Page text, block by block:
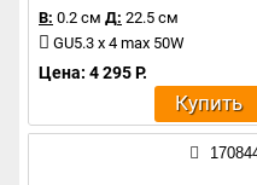
В: 0.2 см Д: 22.5 см
GU5.3 x 4 max 50W
Цена: 4 295 Р.
Купить